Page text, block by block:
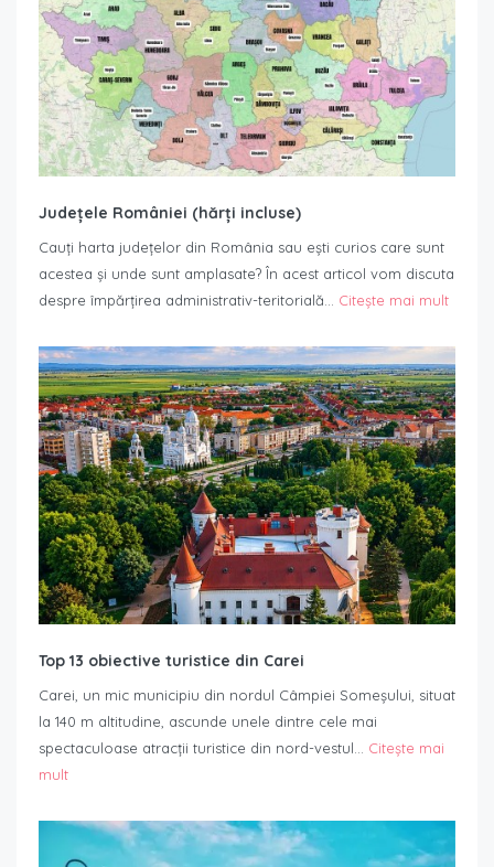
Județele României (hărți incluse)
Cauți harta județelor din România sau ești curios care sunt
acestea și unde sunt amplasate? În acest articol vom discuta
despre împărțirea administrativ-teritorială… Citește mai mult
Top 13 obiective turistice din Carei
Carei, un mic municipiu din nordul Câmpiei Someșului, situat
la 140 m altitudine, ascunde unele dintre cele mai
spectaculoase atracții turistice din nord-vestul… Citește mai
mult